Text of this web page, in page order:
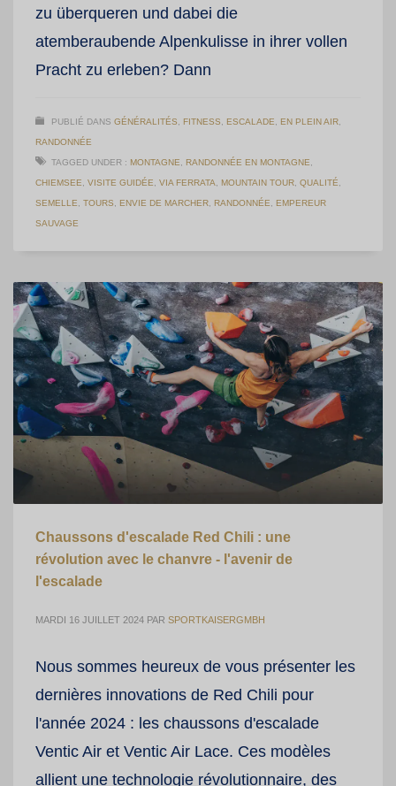
zu überqueren und dabei die
atemberaubende Alpenkulisse in ihrer vollen
Pracht zu erleben? Dann
PUBLIÉ DANS GÉNÉRALITÉS FITNESS ESCALADE EN PLEIN AIR
RANDONNÉE
TAGGED UNDER : MONTAGNE RANDONNÉE EN MONTAGNE
CHIEMSEE VISITE GUIDÉE VIA FERRATA MOUNTAIN TOUR QUALITÉ
SEMELLE TOURS ENVIE DE MARCHER RANDONNÉE EMPEREUR
SAUVAGE
Chaussons d'escalade Red Chili : une
révolution avec le chanvre - l'avenir de
l'escalade
MARDI 16 JUILLET 2024 PAR SPORTKAISERGMBH
Nous sommes heureux de vous présenter les
dernières innovations de Red Chili pour
l'année 2024 : les chaussons d'escalade
Ventic Air et Ventic Air Lace. Ces modèles
allient une technologie révolutionnaire, des